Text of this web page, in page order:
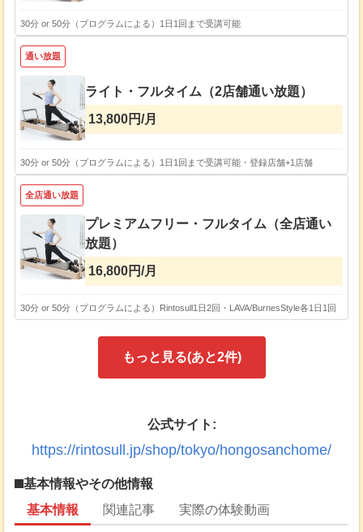
30分 or 50分（プログラムによる） 1日1回まで受講可能
通い放題
ライト・フルタイム（2店舗通い放題）
13,800円/月
30分 or 50分（プログラムによる） 1日1回まで受講可能・登録店舗+1店舗
全店通い放題
プレミアムフリー・フルタイム（全店通い
放題）
16,800円/月
30分 or 50分（プログラムによる） Rintosull1日2回・LAVA/BurnesStyle各1日1回
もっと見る(あと2件)
公式サイト:
https://rintosull.jp/shop/tokyo/hongosanchome/
基本情報やその他情報
基本情報
関連記事 実際の体験動画